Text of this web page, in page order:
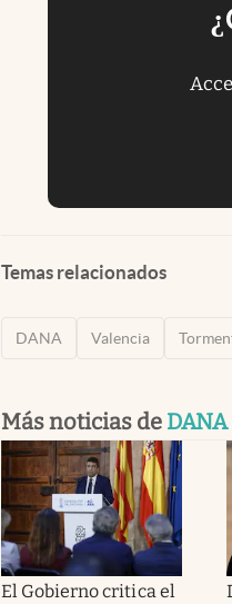
Temas relacionados
DANA Valencia
Más noticias de DANA
El Gobierno critica el